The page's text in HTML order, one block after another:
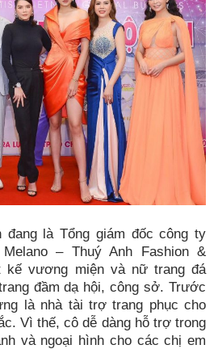
đang là Tổng giám đốc công ty
– Thuý Anh Fashion &
kế vương miện và nữ trang đá
đầm dạ hội, công sở. Trước
là nhà tài trợ trang phục cho
Vì thế, cô dễ dàng hỗ trợ trong
và ngoại hình cho các chị em